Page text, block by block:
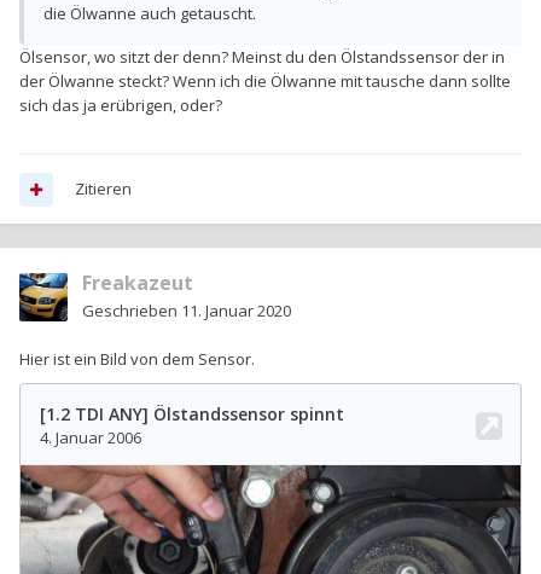
die Ölwanne auch getauscht.
Ölsensor, wo sitzt der denn? Meinst du den Ölstandssensor der in
der Ölwanne steckt? Wenn ich die Ölwanne mit tausche dann sollte
sich das ja erübrigen, oder?
Zitieren
Freakazeut
Geschrieben 11. Januar 2020
Hier ist ein Bild von dem Sensor.